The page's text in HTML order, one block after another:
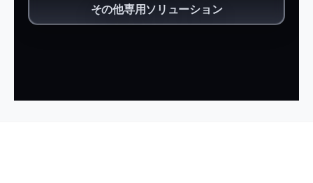
その他専用ソリューション